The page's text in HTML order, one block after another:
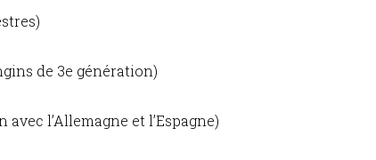
de 3e génération)
l’Allemagne et l’Espagne)